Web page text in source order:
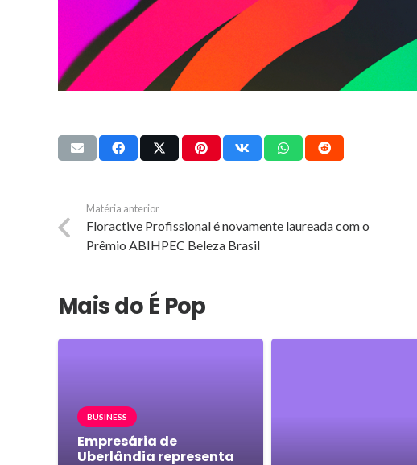
Matéria anterior
Floractive Profissional é novamente laureada com o
Prêmio ABIHPEC Beleza Brasil
Mais do É Pop
BUSINESS
Empresária de
Uberlândia representa